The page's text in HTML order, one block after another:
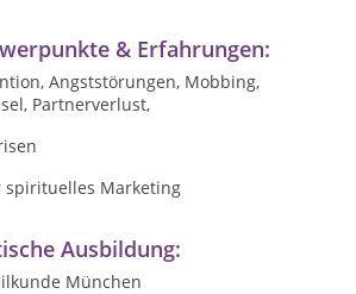
& Erfahrungen:
Angststörungen, Mobbing,
Partnerverlust,
spirituelles Marketing
Ausbildung:
München